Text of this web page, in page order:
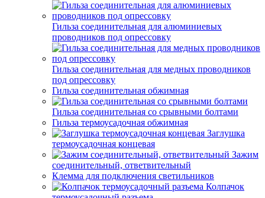
Гильза соединительная для алюминиевых
проводников под опрессовку
Гильза соединительная для медных проводников
под опрессовку
Гильза соединительная обжимная
Гильза соединительная со срывными болтами
Гильза термоусадочная обжимная
Заглушка
термоусадочная концевая
Зажим
соединительный, ответвительный
Клемма для подключения светильников
Колпачок